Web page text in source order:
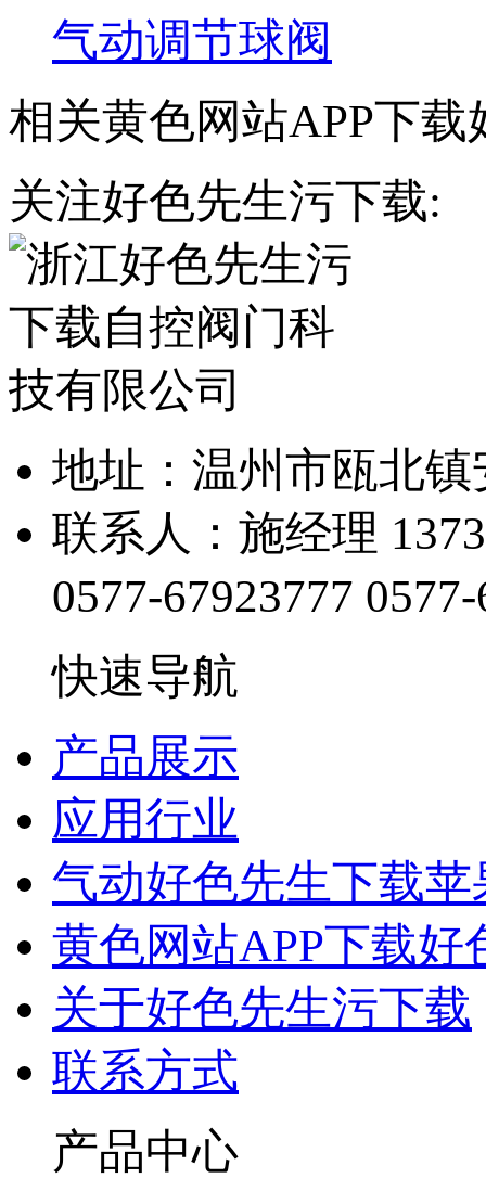
气动调节球阀
相关黄色网站APP下载
关注好色先生污下载:
地址：温州市瓯北
联系人：施经理
0577-67923777
快速导航
产品展示
应用行业
气动好色先生下载
黄色网站APP下载好
关于好色先生污下载
联系方式
产品中心